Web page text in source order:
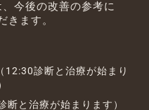
今後の改善の参考に
きます。
12:30診断と治療が始まり
断と治療が始まります）